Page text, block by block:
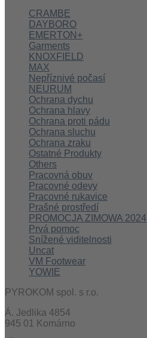
CRAMBE
DAYBORO
EMERTON+
Garments
KNOXFIELD
MAX
Nepříznivé počasí
NEURUM
Ochrana dychu
Ochrana hlavy
Ochrana proti pádu
Ochrana sluchu
Ochrana zraku
Ostatné Produkty
Others
Pracovná obuv
Pracovné odevy
Pracovné rukavice
Prašné prostředí
PROMOCJA ZIMOWA 2024
Prvá pomoc
Snížené viditelnosti
Uncat
VM Footwear
YOWIE
PYROKOM spol. s r.o.
Á. Jedlika 4854
945 01 Komárno